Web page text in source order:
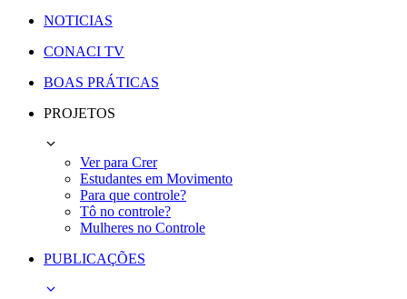
NOTICIAS
CONACI TV
BOAS PRÁTICAS
PROJETOS
Ver para Crer
Estudantes em Movimento
Para que controle?
Tô no controle?
Mulheres no Controle
PUBLICAÇÕES